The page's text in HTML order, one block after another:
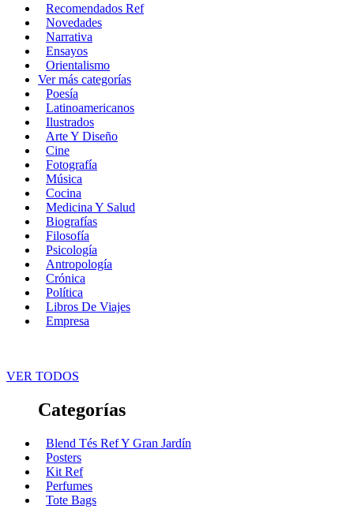
Recomendados Ref
Novedades
Narrativa
Ensayos
Orientalismo
Ver más categorías
Poesía
Latinoamericanos
Ilustrados
Arte Y Diseño
Cine
Fotografía
Música
Cocina
Medicina Y Salud
Biografías
Filosofía
Psicología
Antropología
Crónica
Política
Libros De Viajes
Empresa
VER TODOS
Categorías
Blend Tés Ref Y Gran Jardín
Posters
Kit Ref
Perfumes
Tote Bags